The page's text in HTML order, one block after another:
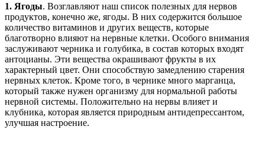
1. Ягоды. Возглавляют наш список полезных для нервов
продуктов, конечно же, ягоды. В них содержится большое
количество витаминов и других веществ, которые
благотворно влияют на нервные клетки. Особого внимания
заслуживают черника и голубика, в состав которых входят
антоцианы. Эти вещества окрашивают фрукты в их
характерный цвет. Они способствую замедлению старения
нервных клеток. Кроме того, в чернике много марганца,
который также нужен организму для нормальной работы
нервной системы. Положительно на нервы влияет и
клубника, которая является природным антидепрессантом,
улучшая настроение.